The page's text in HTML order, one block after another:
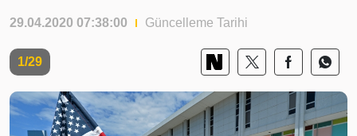
29.04.2020 07:38:00 Güncelleme Tarihi
1/29